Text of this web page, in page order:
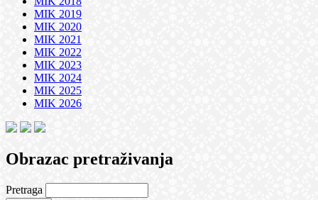
MIK 2019
MIK 2020
MIK 2021
MIK 2022
MIK 2023
MIK 2024
MIK 2025
MIK 2026
Obrazac pretraživanja
Pretraga